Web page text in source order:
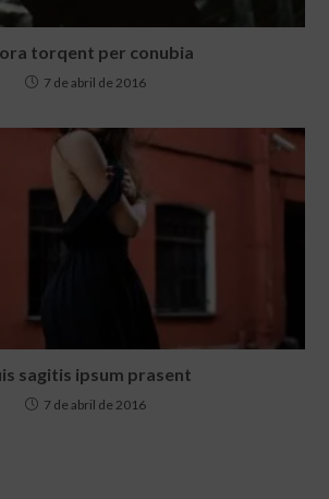
torqent per conubia
7 de abril de 2016
sagitis ipsum prasent
7 de abril de 2016